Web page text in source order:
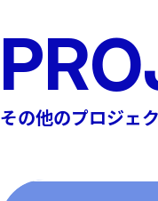
その他のプロジェ